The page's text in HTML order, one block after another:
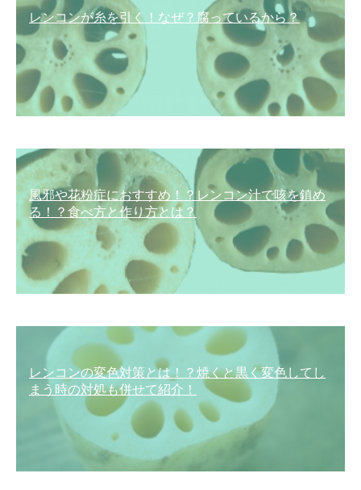
レンコンが糸を引く！なぜ？腐っているから？
風邪や花粉症におすすめ！？レンコン汁で咳を鎮め
る！？食べ方と作り方とは？
レンコンの変色対策とは！？焼くと黒く変色してし
まう時の対処も併せて紹介！